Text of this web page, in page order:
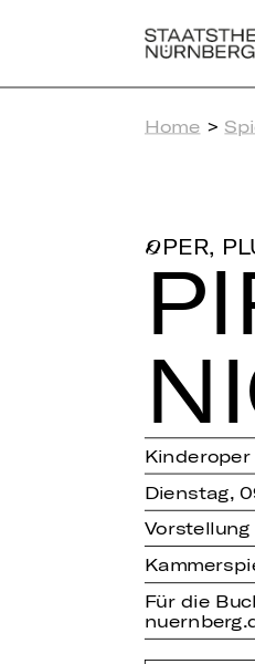
Home >
OPER,
Kinderoper
Dienstag,
Vorstellung
Für die